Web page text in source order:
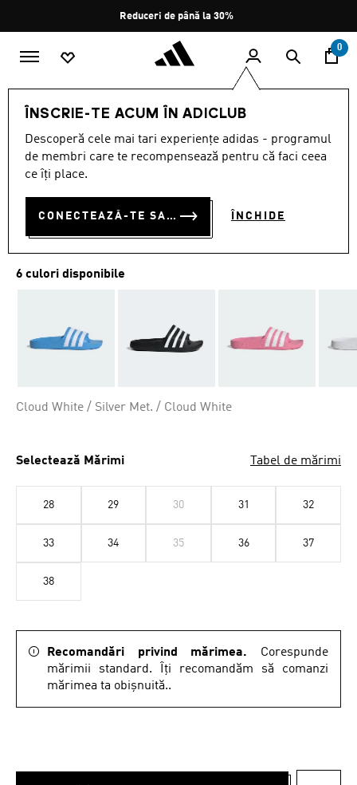
Oprește
rotația
Reduceri de până la 30%
0
ÎNSCRIE-TE ACUM ÎN ADICLUB
Descoperă cele mai tari experiențe adidas - programul
de membri care te recompensează pentru că faci ceea
ce îți place.
CONECTEAZĂ-TE SAU ÎNSCRIE-TE ACUM ÎNCHIDE
COPII
ȘLAPI ADILETTE AQUA
PENTRU COPII
RON 100.00
6 culori disponibile
Cloud White / Silver Met. / Cloud White
Selectează Mărimi Tabel de mărimi
28 29 30 31 32
33 34 35 36 37
38
Recomandări privind mărimea. Corespunde
mărimii standard. Îți recomandăm să comanzi
mărimea ta obișnuită..